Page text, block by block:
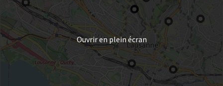
Ouvrir en plein écran